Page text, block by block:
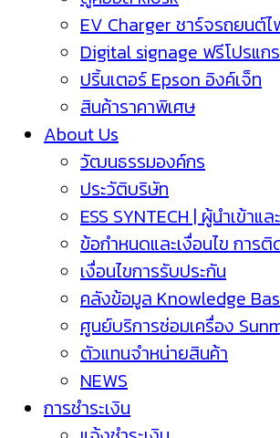
EV Charger ชาร์จรถยนต์
Digital signage ฟรีโปรแก
ปริ้นเตอร์ Epson อิงค์เจ็ท
สินค้าราคาพิเศษ
About Us
วัฒนธรรมองค์กร
ประวัติบริษัท
ESS SYNTECH | ผู้นำเข้า
ข้อกำหนดและเงื่อนไข การ
เงื่อนไขการรับประกัน
คลังข้อมูล Knowledge
ศูนย์บริการซ่อมเครื่อง
ตัวแทนจำหน่ายสินค้า
NEWS
การชำระเงิน